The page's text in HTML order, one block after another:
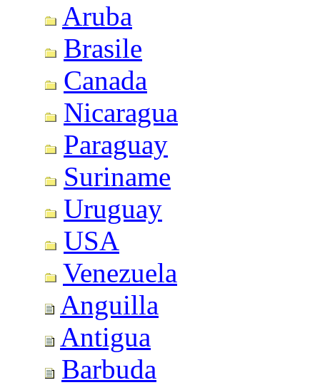
Aruba
Brasile
Canada
Nicaragua
Paraguay
Suriname
Uruguay
USA
Venezuela
Anguilla
Antigua
Barbuda